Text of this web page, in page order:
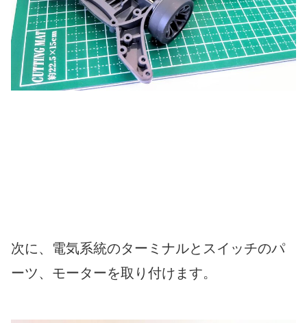
次に、電気系統のターミナルとスイッチのパ
ーツ、モーターを取り付けます。